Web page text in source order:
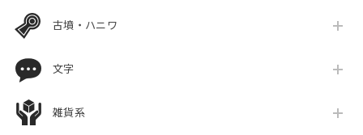
古墳・ハニワ
文字
雑貨系